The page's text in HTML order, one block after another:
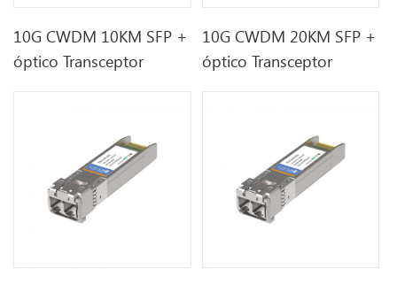
10G CWDM 10KM SFP +
óptico Transceptor
10G CWDM 20KM SFP +
óptico Transceptor